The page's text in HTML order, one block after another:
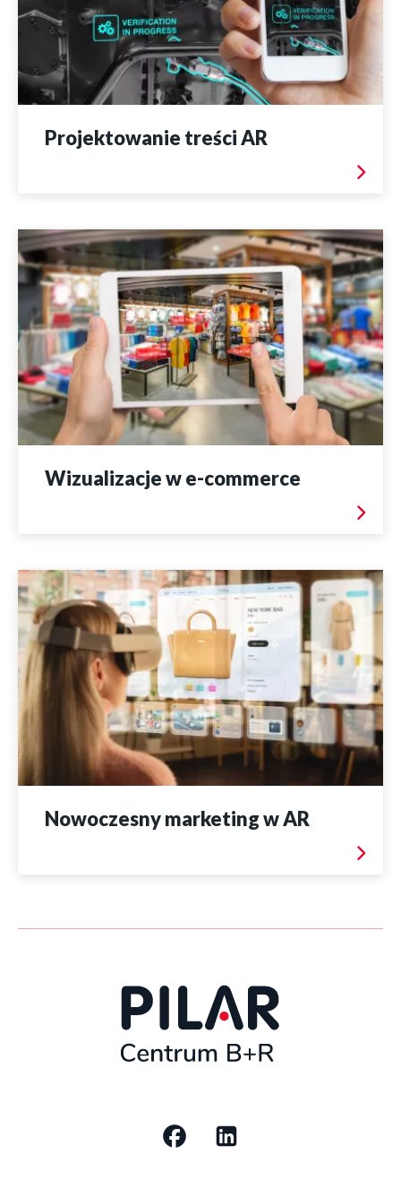
Projektowanie treści AR
Wizualizacje w e-commerce
Nowoczesny marketing w AR
Social